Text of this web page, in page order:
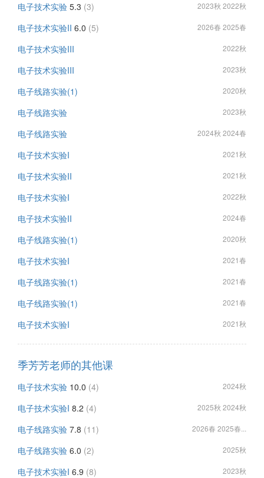
电子技术实验 5.3 (3) 2023秋 2022秋
电子技术实验II 6.0 (5) 2026春 2025春
电子技术实验III 2022秋
电子技术实验III 2023秋
电子线路实验(1) 2020秋
电子线路实验 2023秋
电子线路实验 2024秋 2024春
电子技术实验I 2021秋
电子技术实验II 2021秋
电子技术实验I 2022秋
电子技术实验II 2024春
电子线路实验(1) 2020秋
电子技术实验I 2021春
电子线路实验(1) 2021春
电子线路实验(1) 2021春
电子技术实验I 2021秋
季芳芳老师的其他课
电子技术实验 10.0 (4) 2024秋
电子技术实验I 8.2 (4) 2025秋 2024秋
电子线路实验 7.8 (11) 2026春 2025春...
电子线路实验 6.0 (2) 2025秋
电子技术实验I 6.9 (8) 2023秋